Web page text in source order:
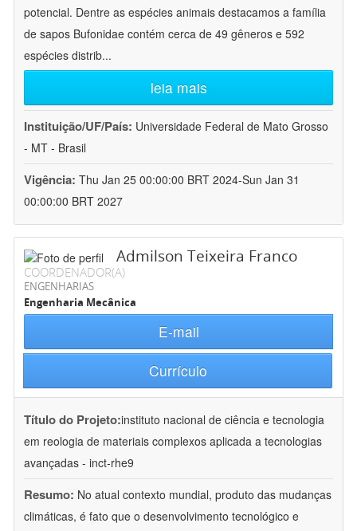
potencial. Dentre as espécies animais destacamos a família
de sapos Bufonidae contém cerca de 49 gêneros e 592
espécies distrib...
leia mais
Instituição/UF/País: Universidade Federal de Mato Grosso
- MT - Brasil
Vigência: Thu Jan 25 00:00:00 BRT 2024-Sun Jan 31
00:00:00 BRT 2027
Admilson Teixeira Franco
COORDENADOR(A)
ENGENHARIAS
Engenharia Mecânica
E-mail
Currículo
Título do Projeto:instituto nacional de ciência e tecnologia
em reologia de materiais complexos aplicada a tecnologias
avançadas - inct-rhe9
Resumo: No atual contexto mundial, produto das mudanças
climáticas, é fato que o desenvolvimento tecnológico e